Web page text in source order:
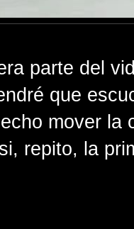
parte del
que
mover la
repito, la